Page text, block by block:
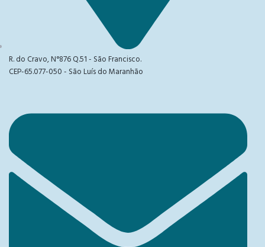
R. do Cravo, N°876 Q.51 - São Francisco.
CEP-65.077-050 - São Luís do Maranhão